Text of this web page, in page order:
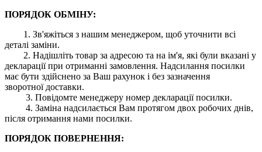
ПОРЯДОК ОБМІНУ:
1. Зв'яжіться з нашим менеджером, щоб уточнити всі
деталі заміни.
2. Надішліть товар за адресою та на ім'я, які були вказані у
декларації при отриманні замовлення. Надсилання посилки
має бути здійснено за Ваш рахунок і без зазначення
зворотної доставки.
3. Повідомте менеджеру номер декларації посилки.
4. Заміна надсилається Вам протягом двох робочих днів,
після отримання нами посилки.
ПОРЯДОК ПОВЕРНЕННЯ: